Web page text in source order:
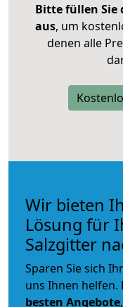
Bitte füllen Sie
aus, um
denen alle
Wir bieten
Lösung für
Salzgitter
Sparen Sie sich
uns Ihnen helfen.
besten Angebote